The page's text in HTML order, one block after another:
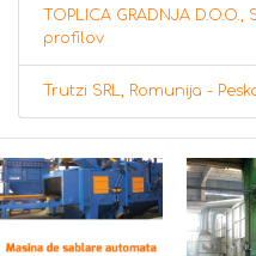
TOPLICA GRADNJA
profilov
Trutzi SRL, Romunija -